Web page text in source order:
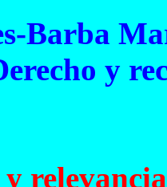
Barba
y